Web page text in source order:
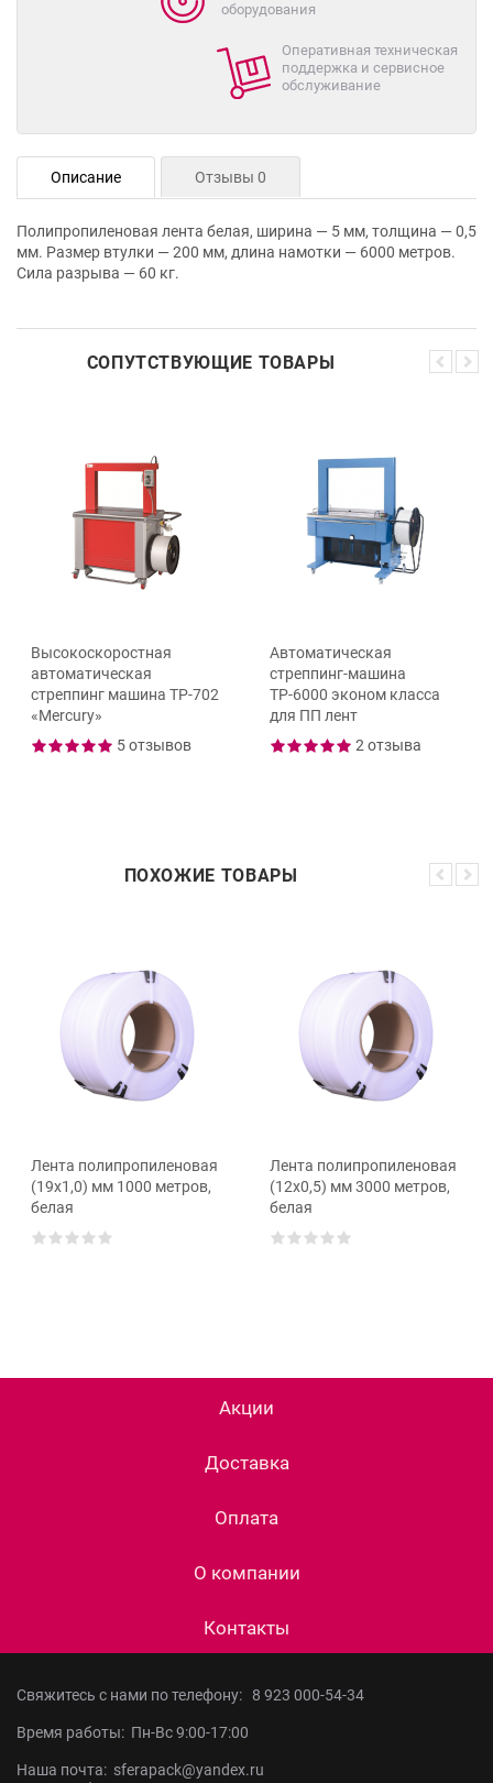
оборудования
Оперативная техническая
поддержка и сервисное
обслуживание
Описание Отзывы 0
Полипропиленовая лента белая, ширина — 5 мм, толщина — 0,5
мм. Размер втулки — 200 мм, длина намотки — 6000 метров.
Сила разрыва — 60 кг.
СОПУТСТВУЮЩИЕ ТОВАРЫ
Высокоскоростная
автоматическая
стреппинг машина ТР-702
«Mercury»
5 отзывов
Автоматическая
стреппинг-машина
ТР-6000 эконом класса
для ПП лент
2 отзыва
ПОХОЖИЕ ТОВАРЫ
Лента полипропиленовая
(19x1,0) мм 1000 метров,
белая
Лента полипропиленовая
(12x0,5) мм 3000 метров,
белая
Акции
Доставка
Оплата
О компании
Контакты
Свяжитесь с нами по телефону: 8 923 000-54-34
Время работы: Пн-Вс 9:00-17:00
Наша почта: sferapack@yandex.ru